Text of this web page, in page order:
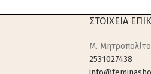
ΣΤΟΙΧΕΙΑ
M.
2531027438